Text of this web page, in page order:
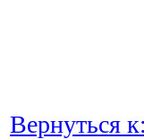
Вернуться